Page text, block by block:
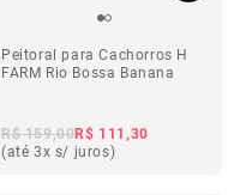
Peitoral para Cachorros H
FARM Rio Bossa Banana
R$ 159,00R$ 111,30
(até 3x s/ juros)